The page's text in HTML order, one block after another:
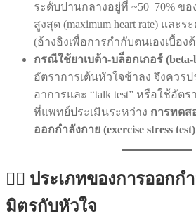
ระดับปานกลางอยู่ที่ ~50–70% ข
สูงสุด (maximum heart rate) และร
(อ้างอิงเพื่อการกำกับตนเองเบื้อง
กรณีใช้ยาเบต้า-บล็อกเกอร์ (beta-
อัตราการเต้นหัวใจช้าลง จึงควร
อาการและ “talk test” หรือใช้อัต
ที่แพทย์ประเมินระหว่าง การทดส
ออกกำลังกาย (exercise stress test)
🏃‍♀️ ประเภทของการออกก
มิตรกับหัวใจ